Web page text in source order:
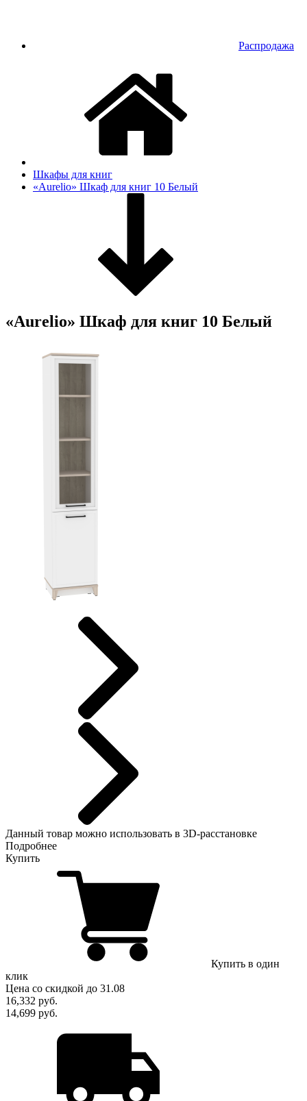
Распродажа
Шкафы для книг
«Aurelio» Шкаф для книг 10 Белый
«Aurelio» Шкаф для книг 10 Белый
Данный товар можно использовать в 3D-расстановке
Подробнее
Купить
Купить в один
клик
Цена со скидкой до 31.08
16,332 руб.
14,699 руб.